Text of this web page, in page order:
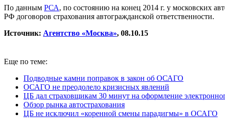
По данным РСА, по состоянию на конец 2014 г. у московских
РФ договоров страхования автогражданской ответственности.
Источник: Агентство «Москва», 08.10.15
Еще по теме:
Подводные камни поправок в закон об ОСАГО
ОСАГО не преодолело кризисных явлений
ЦБ дал страховщикам 30 минут на оформление
Обзор рынка автострахования
ЦБ не исключил «коренной смены парадигмы» в ОСАГО